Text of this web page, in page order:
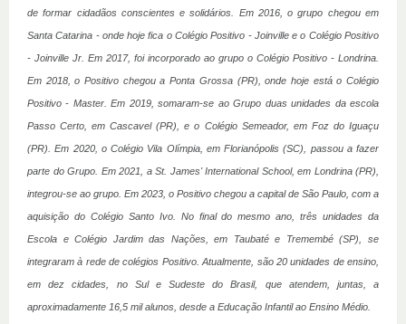
de formar cidadãos conscientes e solidários. Em 2016, o grupo chegou em
Santa Catarina - onde hoje fica o Colégio Positivo - Joinville e o Colégio Positivo
- Joinville Jr. Em 2017, foi incorporado ao grupo o Colégio Positivo - Londrina.
Em 2018, o Positivo chegou a Ponta Grossa (PR), onde hoje está o Colégio
Positivo - Master. Em 2019, somaram-se ao Grupo duas unidades da escola
Passo Certo, em Cascavel (PR), e o Colégio Semeador, em Foz do Iguaçu
(PR). Em 2020, o Colégio Vila Olímpia, em Florianópolis (SC), passou a fazer
parte do Grupo. Em 2021, a St. James' International School, em Londrina (PR),
integrou-se ao grupo. Em 2023, o Positivo chegou a capital de São Paulo, com a
aquisição do Colégio Santo Ivo. No final do mesmo ano, três unidades da
Escola e Colégio Jardim das Nações, em Taubaté e Tremembé (SP), se
integraram à rede de colégios Positivo. Atualmente, são 20 unidades de ensino,
em dez cidades, no Sul e Sudeste do Brasil, que atendem, juntas, a
aproximadamente 16,5 mil alunos, desde a Educação Infantil ao Ensino Médio.